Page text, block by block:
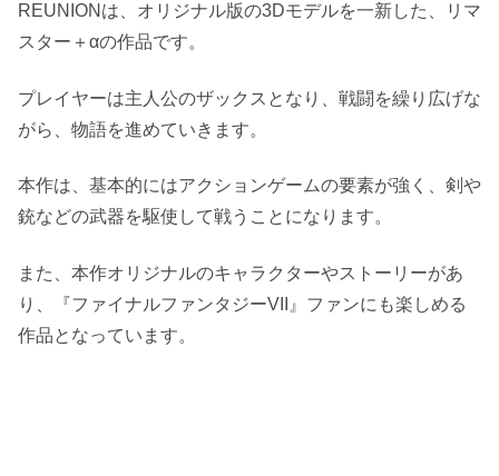
REUNIONは、オリジナル版の3Dモデルを一新した、リマ
スター＋αの作品です。
プレイヤーは主人公のザックスとなり、戦闘を繰り広げな
がら、物語を進めていきます。
本作は、基本的にはアクションゲームの要素が強く、剣や
銃などの武器を駆使して戦うことになります。
また、本作オリジナルのキャラクターやストーリーがあ
り、『ファイナルファンタジーVII』ファンにも楽しめる
作品となっています。